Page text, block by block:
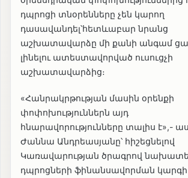
դպրոցի տնօրենները չեն կարող
դասավանդել՝հետևաբար նրանց
աշխատավարձը մի քանի անգամ
լինելու ատեստավորված ուսուցչի
աշխատավարձից։
«Հանրակրթության մասին օրենքի
փոփոխություններն այդ
հնարավորությունները տալիս է»,-
Ժաննա Անդրեասյանը՝ հիշեցնելով
Կառավարության ծրագրով
դպրոցների ֆինանսավորման կարգի